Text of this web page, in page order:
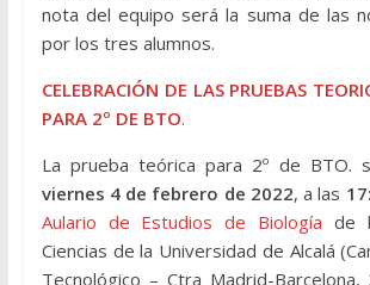
nota del equipo será la suma de las
por los tres alumnos.
CELEBRACIÓN DE LAS PRUEBAS
PARA 2º DE BTO.
La prueba teórica para 2º de BTO.
viernes 4 de febrero de 2022, a las
Aulario de Estudios de Biología de
Ciencias de la Universidad de Alcalá
Tecnológico – Ctra Madrid-